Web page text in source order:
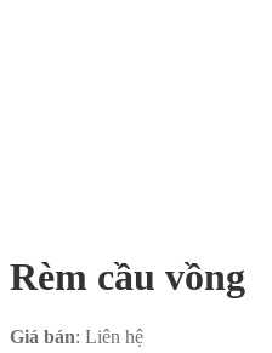
Rèm cầu vồng
Giá bán: Liên hệ